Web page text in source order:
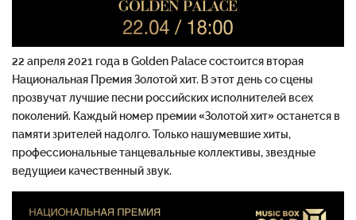
22 апреля2021 года в Golden Palaceсостоится вторая
Национальная ПремияЗолотойхит. Вэтот деньсосцены
прозвучатлучшие песни российских исполнителей всех
поколений. Каждый номер премии«Золотойхит»останется в
памятизрителей надолго.Только нашумевшиехиты,
профессиональныетанцевальные коллективы,звездные
ведущиеи качественныйзвук.